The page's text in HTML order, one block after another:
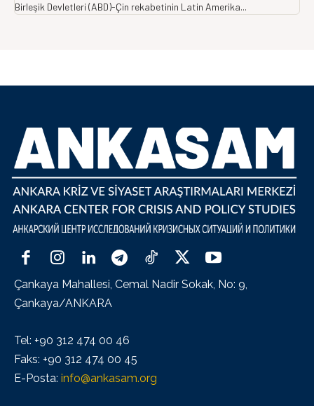
Birleşik Devletleri (ABD)-Çin rekabetinin Latin Amerika...
Çankaya Mahallesi, Cemal Nadir Sokak, No: 9,
Çankaya/ANKARA
Tel: +90 312 474 00 46
Faks: +90 312 474 00 45
E-Posta: info@ankasam.org